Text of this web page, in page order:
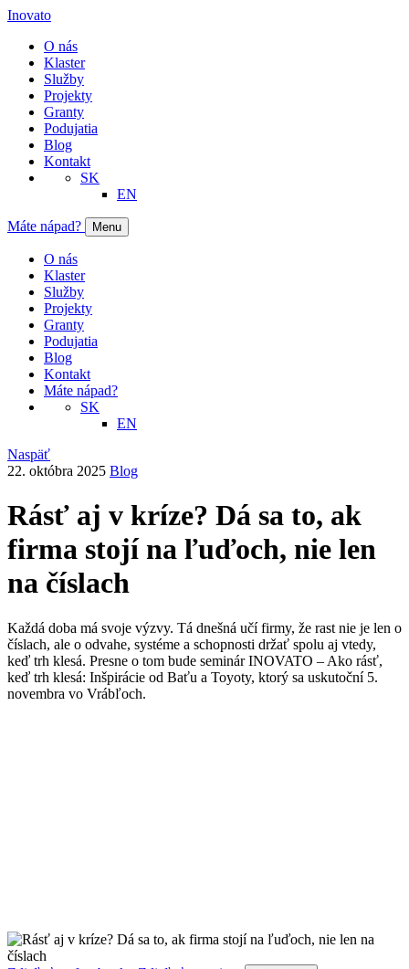
Inovato
O nás
Klaster
Služby
Projekty
Granty
Podujatia
Blog
Kontakt
SK
EN
Máte nápad? Menu
O nás
Klaster
Služby
Projekty
Granty
Podujatia
Blog
Kontakt
Máte nápad?
SK
EN
Naspäť
22. októbra 2025 Blog
Rásť aj v kríze? Dá sa to, ak
firma stojí na ľuďoch, nie len
na číslach
Každá doba má svoje výzvy. Tá dnešná učí firmy, že rast nie je len o
číslach, ale o odvahe, systéme a schopnosti držať spolu aj vtedy,
keď trh klesá. Presne o tom bude seminár INOVATO – Ako rásť,
keď trh klesá: Inšpirácie od Baťu a Toyoty, ktorý sa uskutoční 5.
novembra vo Vrábľoch.